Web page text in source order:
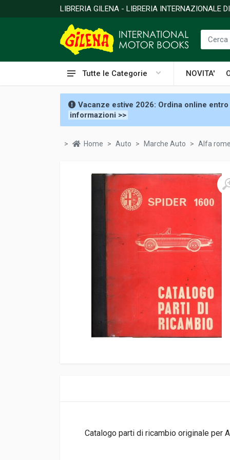
LIBRERIA GILENA - LIBRERIA INTERNAZIONALE
Tutte le Categorie NOVITA'
Vacanze estive 2026: Ordina online
informazioni >>
Home Auto Marche Auto Alfa
Catalogo parti di ricambio originale per